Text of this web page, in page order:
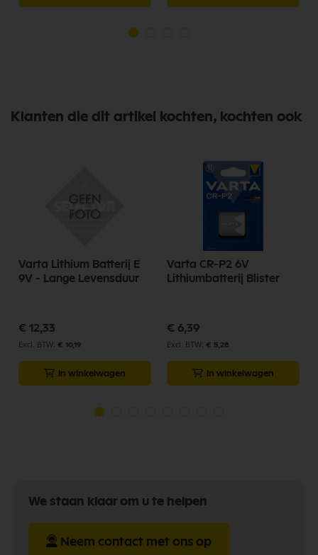
Klanten die dit artikel kochten, kochten ook
Varta Lithium Batterij E
9V - Lange Levensduur
€ 12,33
€ 10,19
In winkelwagen
Varta CR-P2 6V
Lithiumbatterij Blister
€ 6,39
€ 5,28
In winkelwagen
We staan klaar om u te helpen
Neem contact met ons op